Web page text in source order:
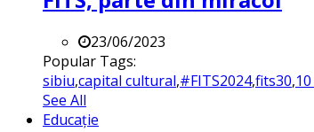
23/06/2023
Popular Tags:
sibiu,capital cultural,#FITS2024,fits30,
See All
Educație